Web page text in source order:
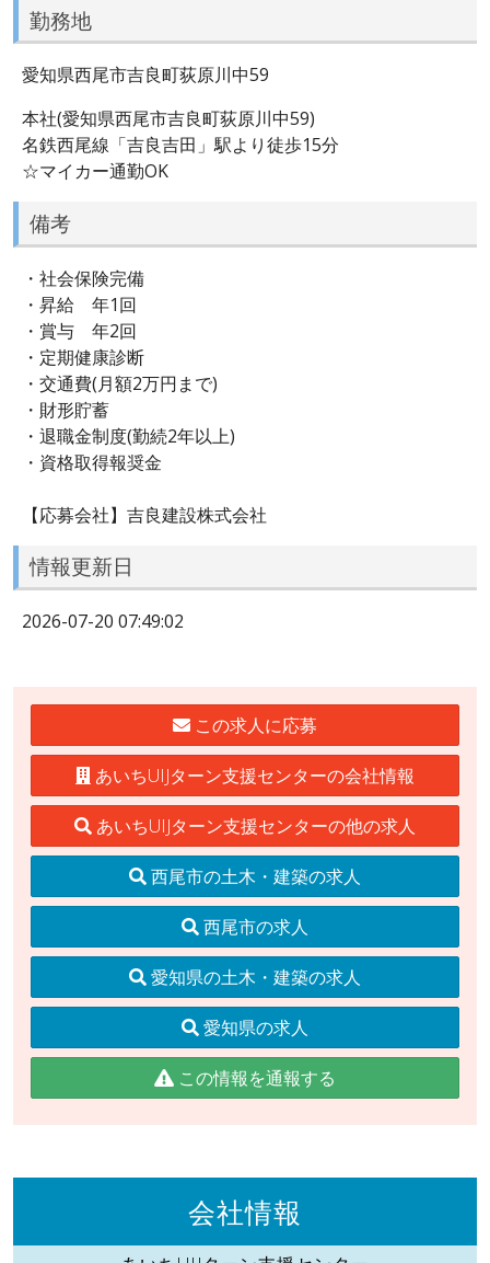
勤務地
愛知県西尾市吉良町荻原川中59
本社(愛知県西尾市吉良町荻原川中59)
名鉄西尾線「吉良吉田」駅より徒歩15分
☆マイカー通勤OK
備考
・社会保険完備
・昇給 年1回
・賞与 年2回
・定期健康診断
・交通費(月額2万円まで)
・財形貯蓄
・退職金制度(勤続2年以上)
・資格取得報奨金
【応募会社】吉良建設株式会社
情報更新日
2026-07-20 07:49:02
この求人に応募
あいちUIJターン支援センターの会社情報
あいちUIJターン支援センターの他の求人
西尾市の土木・建築の求人
西尾市の求人
愛知県の土木・建築の求人
愛知県の求人
この情報を通報する
会社情報